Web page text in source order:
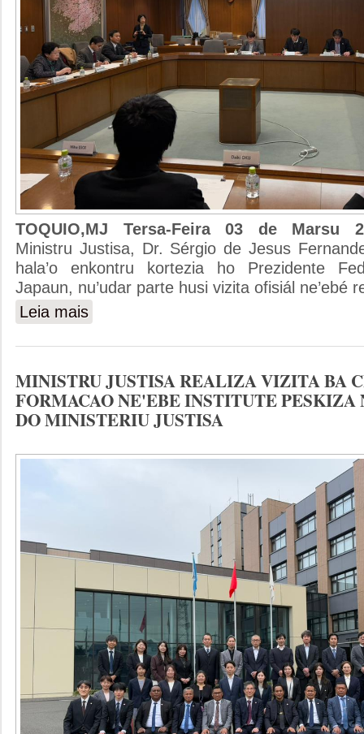
TOQUIO,MJ Tersa-Feira 03 de Marsu
Ministru Justisa, Dr. Sérgio de Jesus
hala’o enkontru kortezia ho Prezidente
Japaun, nu’udar parte husi vizita ofisiál ne’ebé
Leia mais
MINISTRU JUSTISA REALIZA VIZITA BA
FORMACAO NE'EBE INSTITUTE PESKIZA
DO MINISTERIU JUSTISA